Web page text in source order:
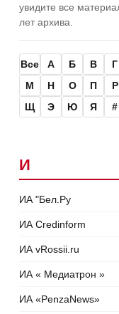
увидите все
лет архива.
Все А Б В Г
М
Н О П Р
Щ
Э Ю Я #
И
ИА "Бел.Ру
ИА Credinform
ИА vRossii.ru
ИА « Медиатрон »
ИА «PenzaNews»